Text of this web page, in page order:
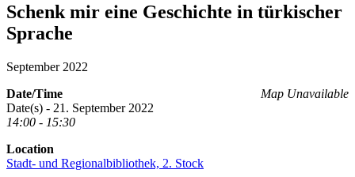
Schenk mir eine Geschichte in türkischer
Sprache
September 2022
Map Unavailable
Date/Time
Date(s) - 21. September 2022
14:00 - 15:30
Location
Stadt- und Regionalbibliothek, 2. Stock